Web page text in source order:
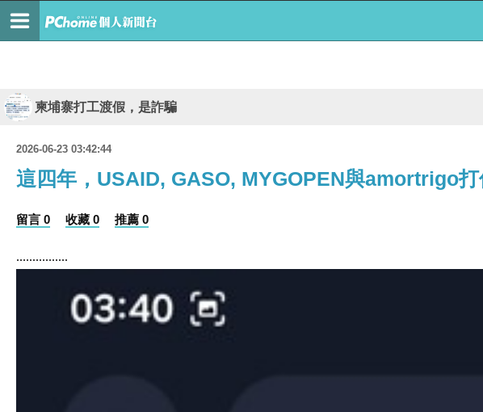
柬埔寨打工渡假，是詐騙
2026-06-23 03:42:44
這四年，USAID, GASO, MYGOPEN與amortrigo打
留言 0 收藏 0 推薦 0
................